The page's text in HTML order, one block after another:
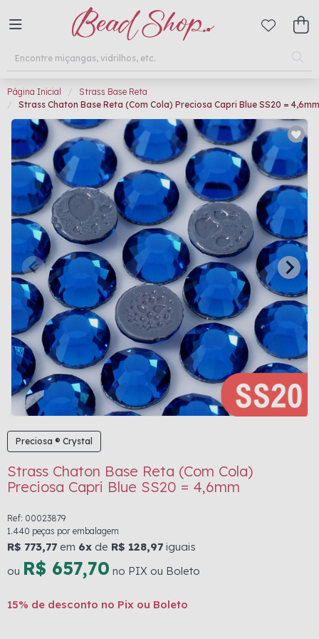
Página Inicial
Strass Base Reta
Strass Chaton Base Reta (Com Cola) Preciosa Capri Blue SS20 = 4,6mm
Preciosa ® Crystal
Strass Chaton Base Reta (Com Cola)
Preciosa Capri Blue SS20 = 4,6mm
Ref: 00023879
1.440 peças por embalagem
R$ 773,77 em 6x de R$ 128,97 iguais
ou R$ 657,70 no PIX ou Boleto
15% de desconto no Pix ou Boleto